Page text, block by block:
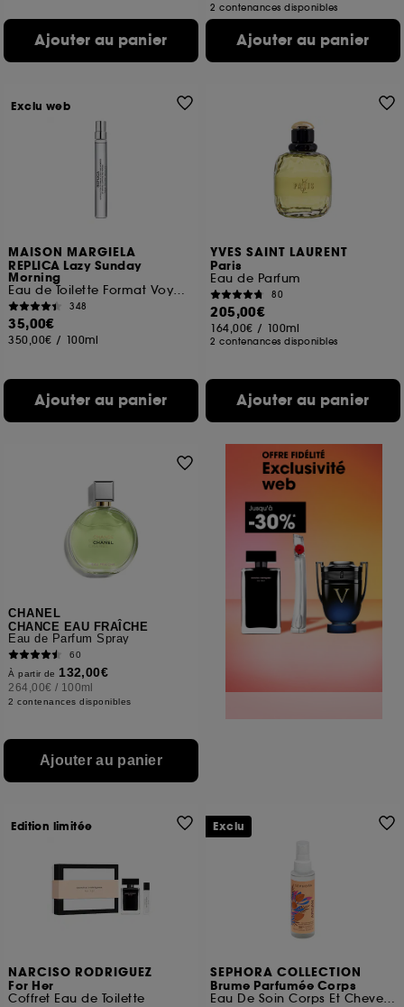
Ajouter au panier
2 contenances disponibles
Ajouter au panier
MAISON MARGIELA
REPLICA Lazy Sunday
Morning
Eau de Toilette Format Voyage
348
35,00€
350,00€ / 100ml
Ajouter au panier
Exclu web
YVES SAINT LAURENT
Paris
Eau de Parfum
80
205,00€
164,00€ / 100ml
2 contenances disponibles
Ajouter au panier
CHANEL
CHANCE EAU FRAÎCHE
Eau de Parfum Spray
60
À partir de 132,00€
264,00€ / 100ml
2 contenances disponibles
Ajouter au panier
NARCISO RODRIGUEZ
For Her
Coffret Eau de Toilette
Edition limitée
SEPHORA COLLECTION
Brume Parfumée Corps
Eau De Soin Corps Et Cheveux
Exclu